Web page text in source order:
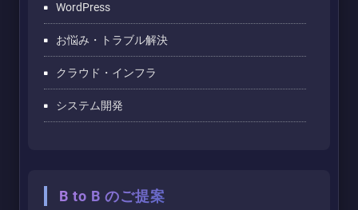
WordPress
お悩み・トラブル解決
クラウド・インフラ
システム開発
B to B のご提案